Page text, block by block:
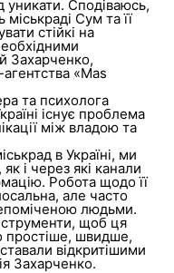
уникати. Сподіваюсь,
Сум та її
стійкі на
Захарченко,
«Mas
та психолога
існує проблема
між владою та
в Україні, ми
і через які канали
Робота щодо її
але часто
людьми.
щоб ця
простіше, швидше,
відкритішими
Захарченко.